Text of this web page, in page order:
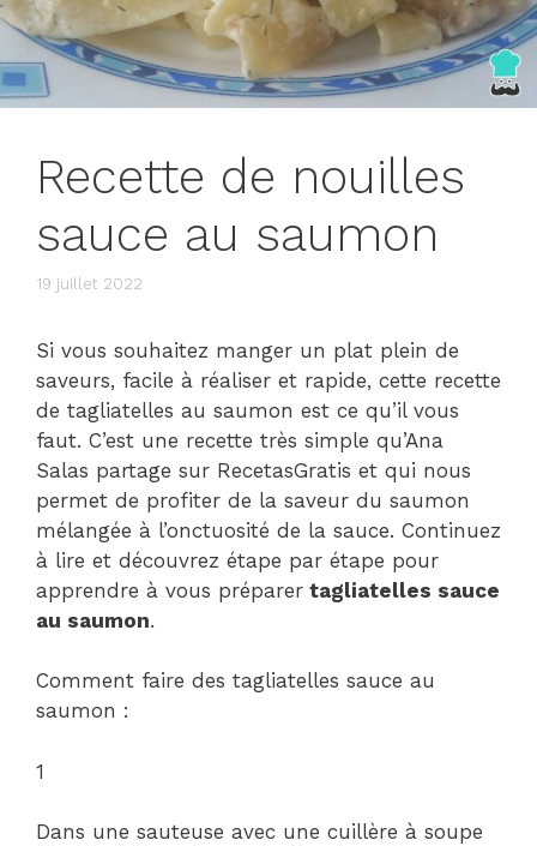
Recette de nouilles
sauce au saumon
19 juillet 2022
Si vous souhaitez manger un plat plein de
saveurs, facile à réaliser et rapide, cette recette
de tagliatelles au saumon est ce qu’il vous
faut. C’est une recette très simple qu’Ana
Salas partage sur RecetasGratis et qui nous
permet de profiter de la saveur du saumon
mélangée à l’onctuosité de la sauce. Continuez
à lire et découvrez étape par étape pour
apprendre à vous préparer tagliatelles sauce
au saumon.
Comment faire des tagliatelles sauce au
saumon :
1
Dans une sauteuse avec une cuillère à soupe